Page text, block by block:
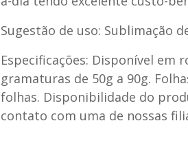
Sugestão de uso: Sublimação
Especificações: Disponível em
gramaturas de 50g a 90g.
folhas. Disponibilidade do
contato com uma de nossas